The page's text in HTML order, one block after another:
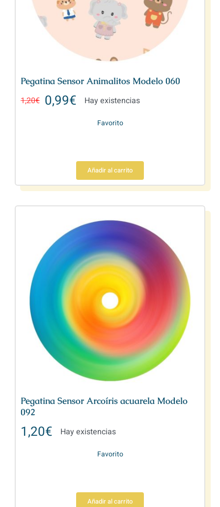
Pegatina Sensor Animalitos Modelo 060
1,20€ 0,99€ Hay existencias
Favorito
Añadir al carrito
Pegatina Sensor Arcoíris acuarela Modelo
092
1,20€ Hay existencias
Favorito
Añadir al carrito